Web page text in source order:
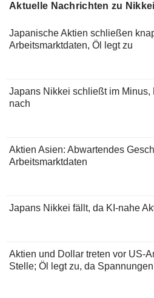
Aktuelle Nachrichten zu
Japanische Aktien schließen
Arbeitsmarktdaten, Öl legt zu
Japans Nikkei schließt im Minus,
nach
Aktien Asien: Abwartendes
Arbeitsmarktdaten
Japans Nikkei fällt, da KI-nahe
Aktien und Dollar treten vor US-
Stelle; Öl legt zu, da